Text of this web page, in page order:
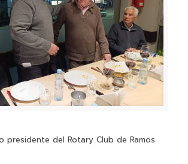
presidente del Rotary Club de Ramos